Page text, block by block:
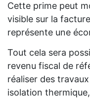
Cette prime peut
visible sur la
représente une
Tout cela sera
revenu fiscal de
réaliser des
isolation